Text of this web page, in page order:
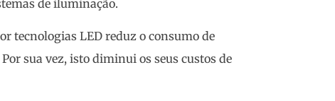
de iluminação.
tecnologias LED reduz o consumo de
sua vez, isto diminui os seus custos de